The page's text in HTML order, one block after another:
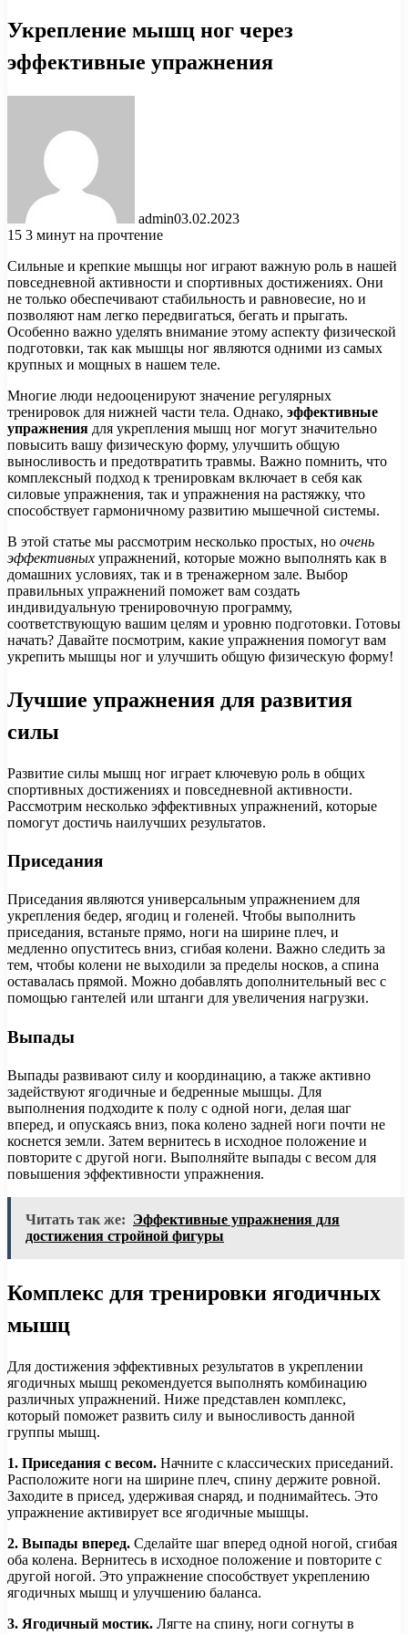
Укрепление мышц ног через
эффективные упражнения
admin03.02.2023
15 3 минут на прочтение
Сильные и крепкие мышцы ног играют важную роль в нашей
повседневной активности и спортивных достижениях. Они
не только обеспечивают стабильность и равновесие, но и
позволяют нам легко передвигаться, бегать и прыгать.
Особенно важно уделять внимание этому аспекту физической
подготовки, так как мышцы ног являются одними из самых
крупных и мощных в нашем теле.
Многие люди недооценируют значение регулярных
тренировок для нижней части тела. Однако, эффективные
упражнения для укрепления мышц ног могут значительно
повысить вашу физическую форму, улучшить общую
выносливость и предотвратить травмы. Важно помнить, что
комплексный подход к тренировкам включает в себя как
силовые упражнения, так и упражнения на растяжку, что
способствует гармоничному развитию мышечной системы.
В этой статье мы рассмотрим несколько простых, но очень
эффективных упражнений, которые можно выполнять как в
домашних условиях, так и в тренажерном зале. Выбор
правильных упражнений поможет вам создать
индивидуальную тренировочную программу,
соответствующую вашим целям и уровню подготовки. Готовы
начать? Давайте посмотрим, какие упражнения помогут вам
укрепить мышцы ног и улучшить общую физическую форму!
Лучшие упражнения для развития
силы
Развитие силы мышц ног играет ключевую роль в общих
спортивных достижениях и повседневной активности.
Рассмотрим несколько эффективных упражнений, которые
помогут достичь наилучших результатов.
Приседания
Приседания являются универсальным упражнением для
укрепления бедер, ягодиц и голеней. Чтобы выполнить
приседания, встаньте прямо, ноги на ширине плеч, и
медленно опуститесь вниз, сгибая колени. Важно следить за
тем, чтобы колени не выходили за пределы носков, а спина
оставалась прямой. Можно добавлять дополнительный вес с
помощью гантелей или штанги для увеличения нагрузки.
Выпады
Выпады развивают силу и координацию, а также активно
задействуют ягодичные и бедренные мышцы. Для
выполнения подходите к полу с одной ноги, делая шаг
вперед, и опускаясь вниз, пока колено задней ноги почти не
коснется земли. Затем вернитесь в исходное положение и
повторите с другой ноги. Выполняйте выпады с весом для
повышения эффективности упражнения.
Читать так же: Эффективные упражнения для
достижения стройной фигуры
Комплекс для тренировки ягодичных
мышц
Для достижения эффективных результатов в укреплении
ягодичных мышц рекомендуется выполнять комбинацию
различных упражнений. Ниже представлен комплекс,
который поможет развить силу и выносливость данной
группы мышц.
1. Приседания с весом. Начните с классических приседаний.
Расположите ноги на ширине плеч, спину держите ровной.
Заходите в присед, удерживая снаряд, и поднимайтесь. Это
упражнение активирует все ягодичные мышцы.
2. Выпады вперед. Сделайте шаг вперед одной ногой, сгибая
оба колена. Вернитесь в исходное положение и повторите с
другой ногой. Это упражнение способствует укреплению
ягодичных мышц и улучшению баланса.
3. Ягодичный мостик. Лягте на спину, ноги согнуты в